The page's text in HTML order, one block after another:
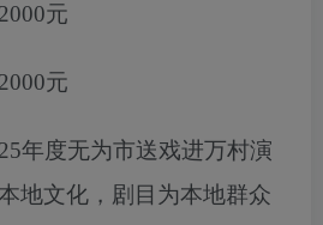
元
元
年度无为市送戏进万村演
地文化，剧目为本地群众